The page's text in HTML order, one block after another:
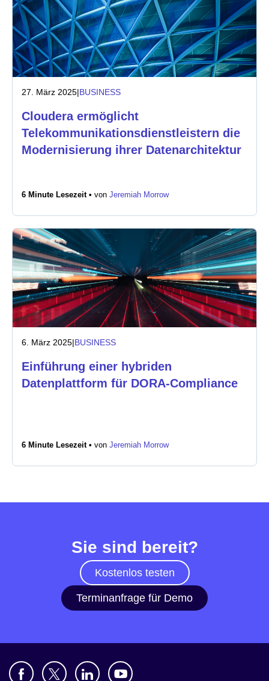
27. März 2025|BUSINESS
Cloudera ermöglicht
Telekommunikationsdienstleistern die
Modernisierung ihrer Datenarchitektur
6 Minute Lesezeit • von Jeremiah Morrow
6. März 2025|BUSINESS
Einführung einer hybriden
Datenplattform für DORA-Compliance
6 Minute Lesezeit • von Jeremiah Morrow
Sie sind bereit?
Kostenlos testen
Terminanfrage für Demo